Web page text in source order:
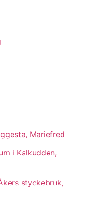
Mariefred
i Kalkudden,
styckebruk,